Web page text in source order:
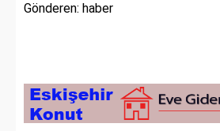
Gönderen: haber